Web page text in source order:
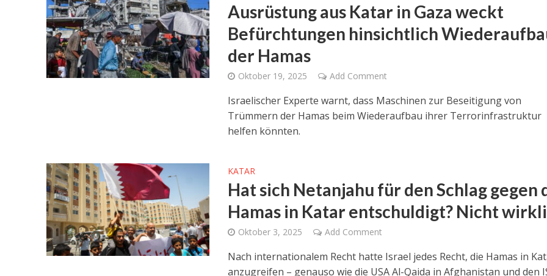
Ausrüstung aus Katar in Gaza weckt
Befürchtungen hinsichtlich
der Hamas
Oktober 19, 2025 Add Comment
Israelischer Experte warnt, dass Maschinen zur Beseitigung von
Trümmern der Hamas beim Wiederaufbau ihrer Terrorinfrastruktur
helfen könnten.
KATAR
Hat sich Netanjahu für den Schlag gegen
Hamas in Katar entschuldigt? Nicht
Oktober 3, 2025 Add Comment
Nach internationalem Recht hatte Israel jedes Recht, die Hamas in
anzugreifen – genauso wie die USA Al-Qaida in Afghanistan und den